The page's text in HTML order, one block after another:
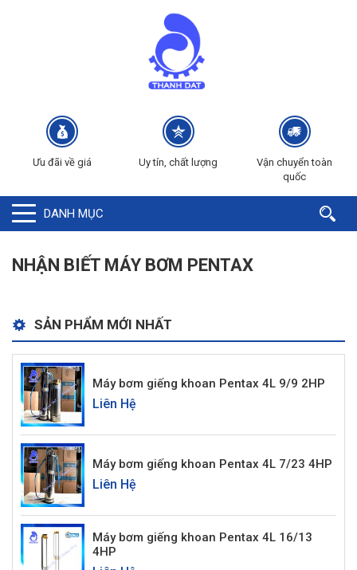
Ưu đãi về giá Uy tín, chất lượng
Vận chuyển toàn
quốc
DANH MỤC
NHẬN BIẾT MÁY BƠM PENTAX
SẢN PHẨM MỚI NHẤT
Máy bơm giếng khoan Pentax 4L 9/9 2HP
Liên Hệ
Máy bơm giếng khoan Pentax 4L 7/23 4HP
Liên Hệ
Máy bơm giếng khoan Pentax 4L 16/13
4HP